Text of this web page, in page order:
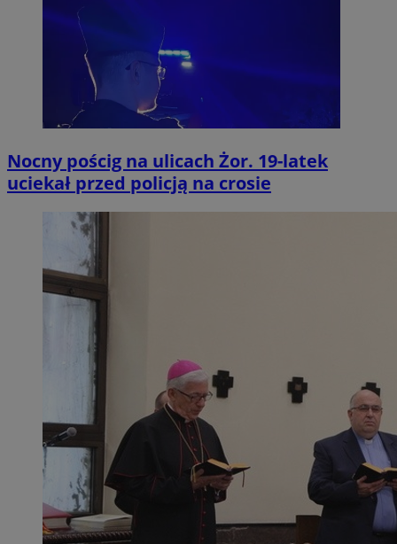
Nocny pościg na ulicach Żor. 19-latek
uciekał przed policją na crosie